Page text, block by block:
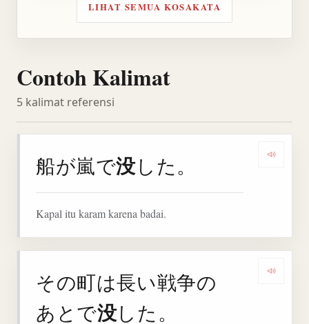
LIHAT SEMUA KOSAKATA
Contoh Kalimat
5 kalimat referensi
船が嵐で没した。
Kapal itu karam karena badai.
その町は長い戦争の
あとで没した。